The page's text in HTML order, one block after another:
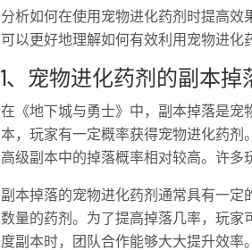
分析如何在使用宠物进化药剂时提高
可以更好地理解如何有效利用宠物进化
1、宠物进化药剂的副本掉
在《地下城与勇士》中，副本掉落是
本，玩家有一定概率获得宠物进化药剂
高级副本中的掉落概率相对较高。许多
副本掉落的宠物进化药剂通常具有一
数量的药剂。为了提高掉落几率，玩
度副本时，团队合作能够大大提升效